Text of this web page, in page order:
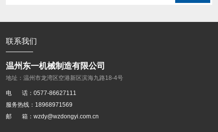
联系我们
温州东一机械制造有限公司
地址：温州市龙湾区空港新区滨海九路18-4号
电 话：0577-86627111
服务热线：18968971569
邮 箱：wzdy@wzdongyi.com.cn